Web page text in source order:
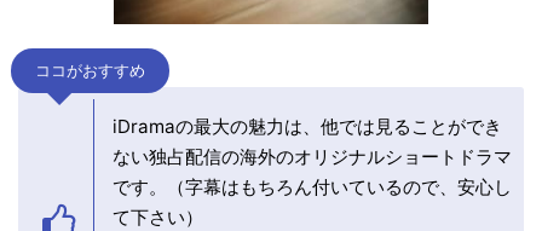
ココがおすすめ
iDramaの最大の魅力は、他では見ることができ
ない独占配信の海外のオリジナルショートドラマ
です。（字幕はもちろん付いているので、安心し
て下さい）